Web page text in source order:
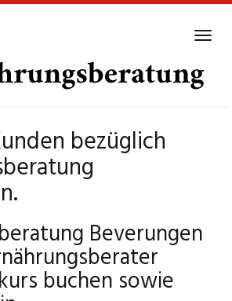
bezüglich
Beverungen
buchen sowie